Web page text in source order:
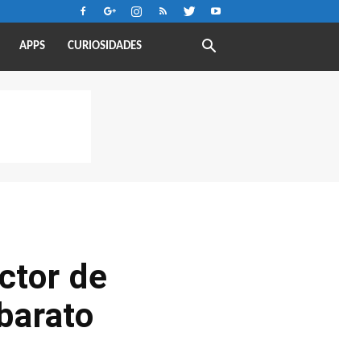
APPS CURIOSIDADES
de